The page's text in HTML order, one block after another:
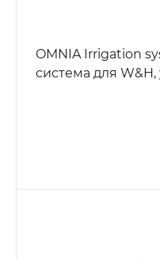
OMNIA Irrigation
система для W&H,